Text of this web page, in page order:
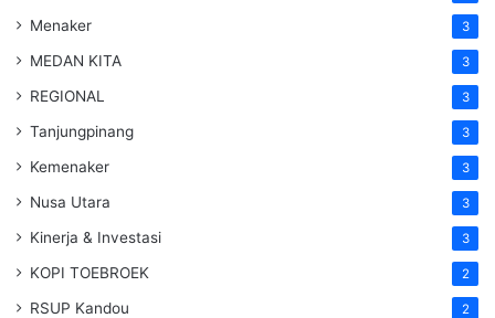
Menaker 3
MEDAN KITA 3
REGIONAL 3
Tanjungpinang 3
Kemenaker 3
Nusa Utara 3
Kinerja & Investasi 3
KOPI TOEBROEK 2
RSUP Kandou 2